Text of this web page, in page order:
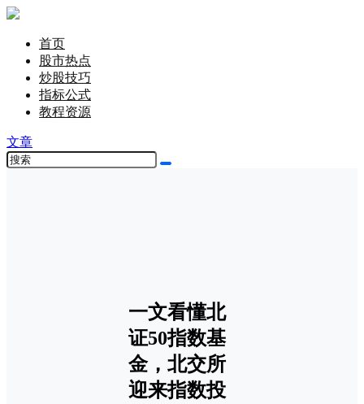
首页
股市热点
炒股技巧
指标公式
教程资源
文章
一文看懂北
证50指数基
金，北交所
迎来指数投